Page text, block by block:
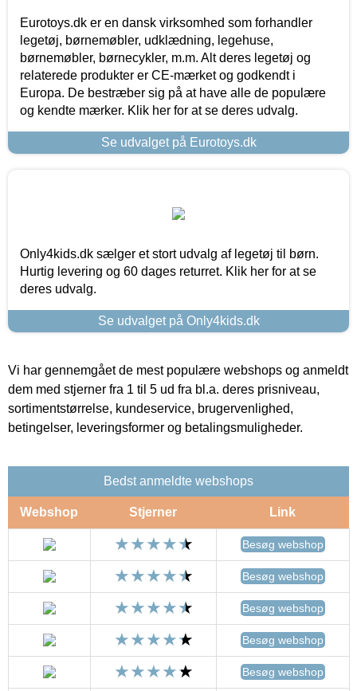
Eurotoys.dk er en dansk virksomhed som forhandler
legetøj, børnemøbler, udklædning, legehuse,
børnemøbler, børnecykler, m.m. Alt deres legetøj og
relaterede produkter er CE-mærket og godkendt i
Europa. De bestræber sig på at have alle de populære
og kendte mærker. Klik her for at se deres udvalg.
Se udvalget på Eurotoys.dk
Only4kids.dk sælger et stort udvalg af legetøj til børn.
Hurtig levering og 60 dages returret. Klik her for at se
deres udvalg.
Se udvalget på Only4kids.dk
Vi har gennemgået de mest populære webshops og anmeldt
dem med stjerner fra 1 til 5 ud fra bl.a. deres prisniveau,
sortimentstørrelse, kundeservice, brugervenlighed,
betingelser, leveringsformer og betalingsmuligheder.
Bedst anmeldte webshops
Webshop Stjerner Link
Besøg webshop
Besøg webshop
Besøg webshop
Besøg webshop
Besøg webshop